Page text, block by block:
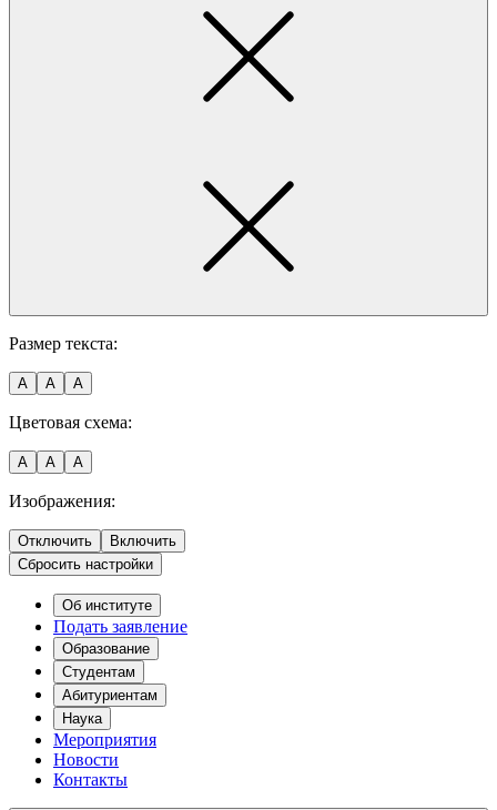
Размер текста:
A A A
Цветовая схема:
A A A
Изображения:
Отключить
Включить
Сбросить настройки
Об институте
Подать заявление
Образование
Студентам
Абитуриентам
Наука
Мероприятия
Новости
Контакты